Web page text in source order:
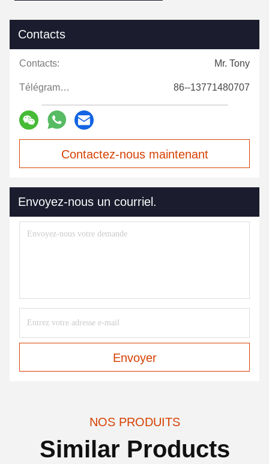
Contacts
Contacts: Mr. Tony
Télégramme: 86--13771480707
Contactez-nous maintenant
Envoyez-nous un courriel.
Envoyer
NOS PRODUITS
Similar Products